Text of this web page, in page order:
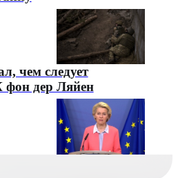
чем следует
фон дер Ляйен